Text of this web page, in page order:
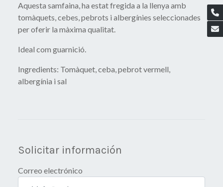
Aquesta samfaina, ha estat fregida a la llenya amb
tomàquets, cebes, pebrots i albergínies seleccionades
per oferir la màxima qualitat.
Ideal com guarnició.
Ingredients: Tomàquet, ceba, pebrot vermell,
albergínia i sal
Solicitar información
Correo electrónico